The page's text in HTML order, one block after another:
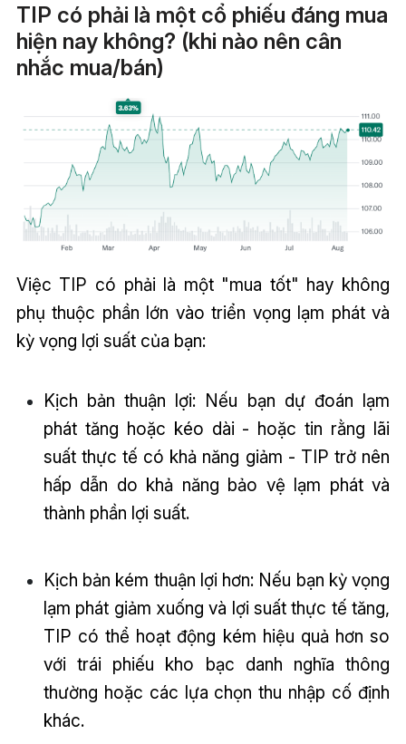
TIP có phải là một cổ phiếu đáng mua
hiện nay không? (khi nào nên cân
nhắc mua/bán)
Việc TIP có phải là một "mua tốt" hay không
phụ thuộc phần lớn vào triển vọng lạm phát và
kỳ vọng lợi suất của bạn:
Kịch bản thuận lợi: Nếu bạn dự đoán lạm
phát tăng hoặc kéo dài - hoặc tin rằng lãi
suất thực tế có khả năng giảm - TIP trở nên
hấp dẫn do khả năng bảo vệ lạm phát và
thành phần lợi suất.
Kịch bản kém thuận lợi hơn: Nếu bạn kỳ vọng
lạm phát giảm xuống và lợi suất thực tế tăng,
TIP có thể hoạt động kém hiệu quả hơn so
với trái phiếu kho bạc danh nghĩa thông
thường hoặc các lựa chọn thu nhập cố định
khác.